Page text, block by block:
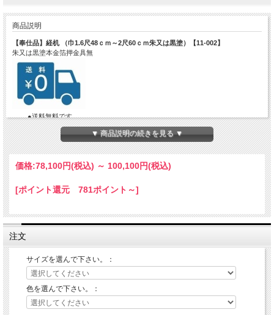
商品説明
【奉仕品】経机 （巾1.6尺48ｃｍ～2尺60ｃｍ朱又は黒塗）【11-002】
朱又は黒塗本金箔押金具無
●送料無料です。
●別サイズ、特注仕様は別途お見積りさせていただきます。メール
info@hoko-butugu.com
●発送の目安：ご注文確認後、7営業日。
▼ 商品説明の続きを見る ▼
価格:78,100円(税込) ～ 100,100円(税込)
[ポイント還元 781ポイント～]
注文
サイズを選んで下さい。：
色を選んで下さい。：